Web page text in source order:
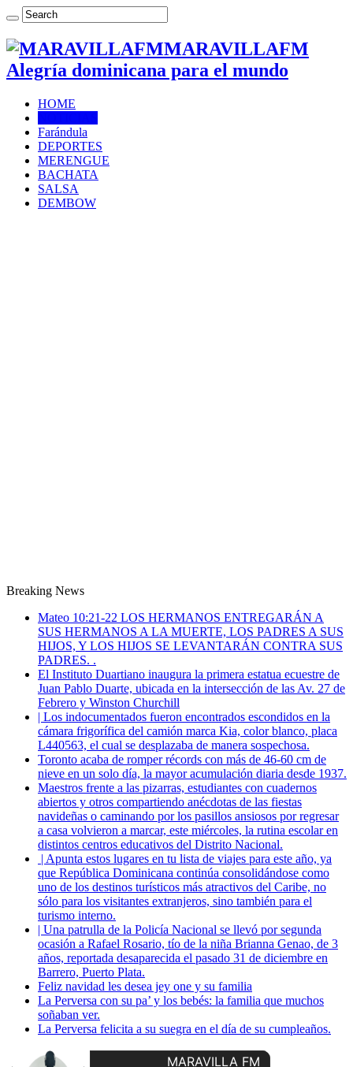
MARAVILLAFM
Alegría dominicana para el mundo
HOME
Farándula
DEPORTES
MERENGUE
BACHATA
SALSA
DEMBOW
Breaking News
Mateo 10:21-22 LOS HERMANOS ENTREGARÁN A
SUS HERMANOS A LA MUERTE, LOS PADRES A SUS
HIJOS, Y LOS HIJOS SE LEVANTARÁN CONTRA SUS
PADRES. .
El Instituto Duartiano inaugura la primera estatua ecuestre de
Juan Pablo Duarte, ubicada en la intersección de las Av. 27 de
Febrero y Winston Churchill
| Los indocumentados fueron encontrados escondidos en la
cámara frigorífica del camión marca Kia, color blanco, placa
L440563, el cual se desplazaba de manera sospechosa.
Toronto acaba de romper récords con más de 46-60 cm de
nieve en un solo día, la mayor acumulación diaria desde 1937.
Maestros frente a las pizarras, estudiantes con cuadernos
abiertos y otros compartiendo anécdotas de las fiestas
navideñas o caminando por los pasillos ansiosos por regresar
a casa volvieron a marcar, este miércoles, la rutina escolar en
distintos centros educativos del Distrito Nacional.
| Apunta estos lugares en tu lista de viajes para este año, ya
que República Dominicana continúa consolidándose como
uno de los destinos turísticos más atractivos del Caribe, no
sólo para los visitantes extranjeros, sino también para el
turismo interno.
| Una patrulla de la Policía Nacional se llevó por segunda
ocasión a Rafael Rosario, tío de la niña Brianna Genao, de 3
años, reportada desaparecida el pasado 31 de diciembre en
Barrero, Puerto Plata.
Feliz navidad les desea jey one y su familia
La Perversa con su pa’ y los bebés: la familia que muchos
soñaban ver.
La Perversa felicita a su suegra en el día de su cumpleaños.